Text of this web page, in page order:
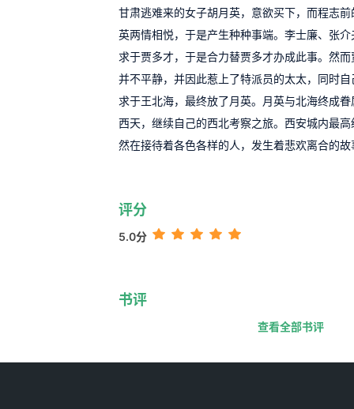
甘肃逃难来的女子胡月英，意欲买下，而程志
英两情相悦，于是产生种种事端。李士廉、张
求于贾多才，于是合力替贾多才办成此事。然
并不平静，并因此惹上了特派员的太太，同时
求于王北海，最终放了月英。月英与北海终成
西天，继续自己的西北考察之旅。西安城内最高
然在接待着各色各样的人，发生着悲欢离合的故
评分
5.0分
书评
查看全部书评